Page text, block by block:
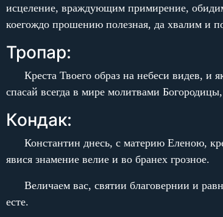
исцеление, враждующим примирение,
коегождо прошению полезная, да хвалим и
Тропар:
Креста Твоего образ на небеси видев,
спасай всегда в мире молитвами
Кондак:
Константин днесь, с материю Еленою,
явися знамение велие и во бранех грозное.
Величаем вас, святии благовернии и
есте.